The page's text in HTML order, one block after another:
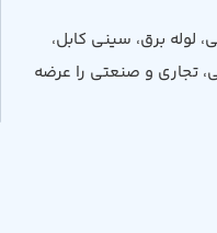
لوله برق، سینی کابل،
تجاری و صنعتی را عرضه